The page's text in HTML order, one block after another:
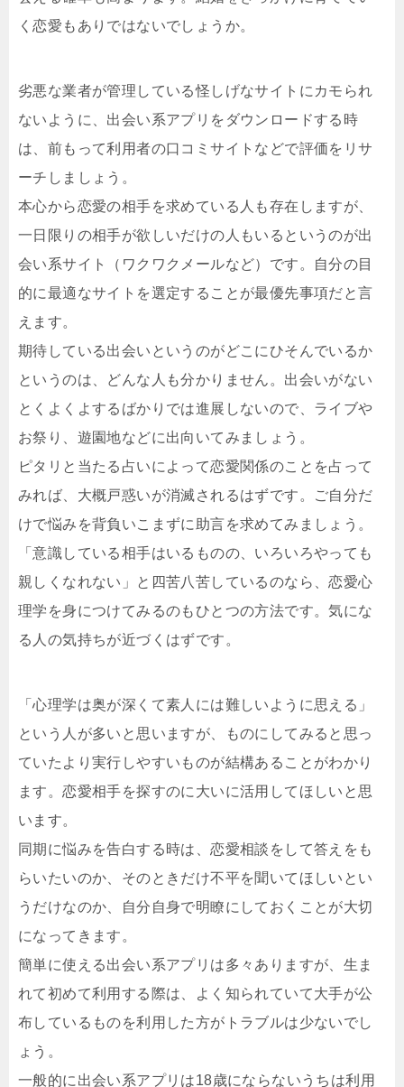
く恋愛もありではないでしょうか。
劣悪な業者が管理している怪しげなサイトにカモられ
ないように、出会い系アプリをダウンロードする時
は、前もって利用者の口コミサイトなどで評価をリサ
ーチしましょう。
本心から恋愛の相手を求めている人も存在しますが、
一日限りの相手が欲しいだけの人もいるというのが出
会い系サイト（ワクワクメールなど）です。自分の目
的に最適なサイトを選定することが最優先事項だと言
えます。
期待している出会いというのがどこにひそんでいるか
というのは、どんな人も分かりません。出会いがない
とくよくよするばかりでは進展しないので、ライブや
お祭り、遊園地などに出向いてみましょう。
ピタリと当たる占いによって恋愛関係のことを占って
みれば、大概戸惑いが消滅されるはずです。ご自分だ
けで悩みを背負いこまずに助言を求めてみましょう。
「意識している相手はいるものの、いろいろやっても
親しくなれない」と四苦八苦しているのなら、恋愛心
理学を身につけてみるのもひとつの方法です。気にな
る人の気持ちが近づくはずです。
「心理学は奥が深くて素人には難しいように思える」
という人が多いと思いますが、ものにしてみると思っ
ていたより実行しやすいものが結構あることがわかり
ます。恋愛相手を探すのに大いに活用してほしいと思
います。
同期に悩みを告白する時は、恋愛相談をして答えをも
らいたいのか、そのときだけ不平を聞いてほしいとい
うだけなのか、自分自身で明瞭にしておくことが大切
になってきます。
簡単に使える出会い系アプリは多々ありますが、生ま
れて初めて利用する際は、よく知られていて大手が公
布しているものを利用した方がトラブルは少ないでし
ょう。
一般的に出会い系アプリは18歳にならないうちは利用